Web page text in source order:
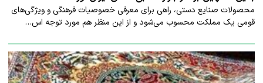
محصولات صنایع دستی، راهی برای معرفی خصوصیات فرهنگی و ویژگی‌های
قومی یک مملکت محسوب می‌شود و از این منظر هم مورد توجه اس…